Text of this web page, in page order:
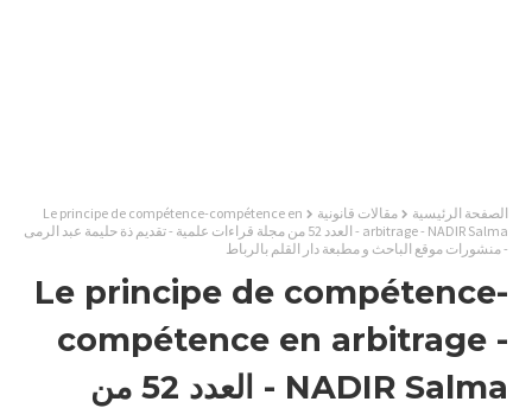
الصفحة الرئيسية مقالات قانونية
Le principe de compétence-compétence en
arbitrage - NADIR Salma - العدد 52 من مجلة قراءات علمية - تقديم ذة حليمة عبد الرمى
- منشورات موقع الباحث و مطبعة دار القلم بالرباط
Le principe de compétence-
compétence en arbitrage -
NADIR Salma - العدد 52 من